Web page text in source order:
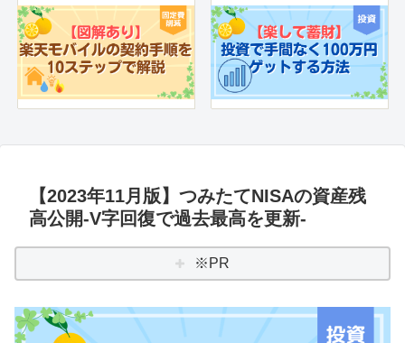
【2023年11月版】つみたてNISAの資産残
高公開-V字回復で過去最高を更新-
※PR